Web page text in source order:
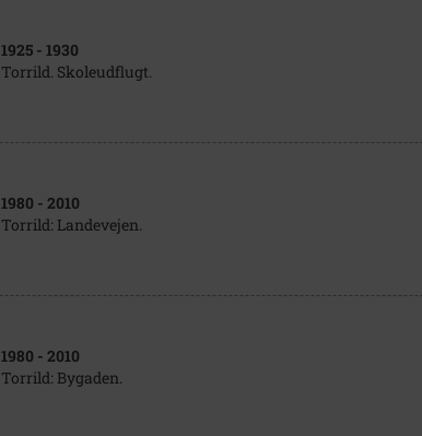
1925 - 1930
Torrild. Skoleudflugt.
1980 - 2010
Torrild: Landevejen.
1980 - 2010
Torrild: Bygaden.